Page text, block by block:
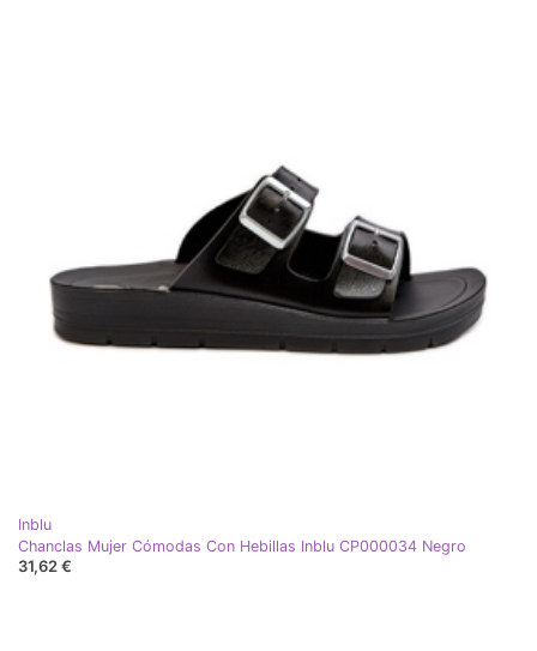
Inblu
Chanclas Mujer Cómodas Con Hebillas Inblu CP000034 Negro
31,62 €